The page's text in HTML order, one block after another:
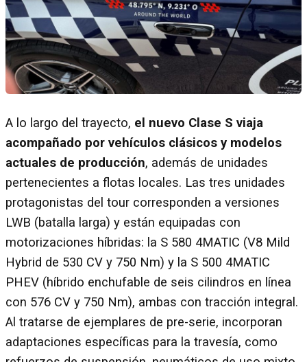
A lo largo del trayecto, el nuevo Clase S viaja
acompañado por vehículos clásicos y modelos
actuales de producción, además de unidades
pertenecientes a flotas locales. Las tres unidades
protagonistas del tour corresponden a versiones
LWB (batalla larga) y están equipadas con
motorizaciones híbridas: la S 580 4MATIC (V8 Mild
Hybrid de 530 CV y 750 Nm) y la S 500 4MATIC
PHEV (híbrido enchufable de seis cilindros en línea
con 576 CV y 750 Nm), ambas con tracción integral.
Al tratarse de ejemplares de pre-serie, incorporan
adaptaciones específicas para la travesía, como